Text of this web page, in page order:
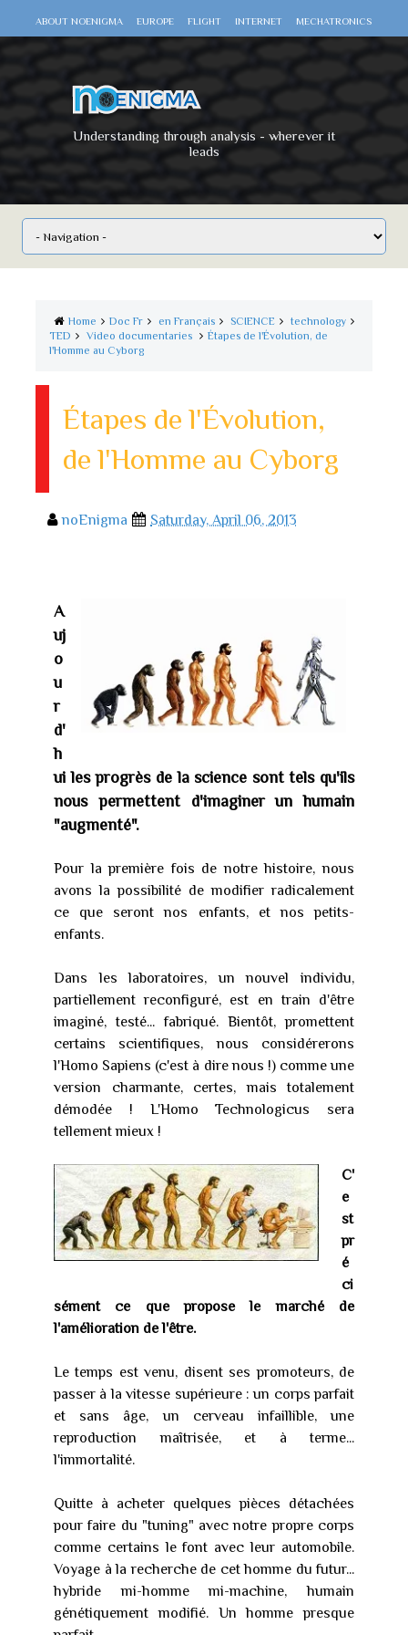
ABOUT NOENIGMA EUROPE FLIGHT INTERNET MECHATRONICS
Understanding through analysis - wherever it
leads
Home Doc Fr en Français SCIENCE
technology
TED
Video documentaries
Étapes de l'Évolution, de
l'Homme au Cyborg
Étapes de l'Évolution,
de l'Homme au Cyborg
noEnigma Saturday, April 06, 2013
A
uj
o
u
r
d'
h
ui les progrès de la science sont tels qu'ils
nous permettent d'imaginer un humain
"augmenté".
Pour la première fois de notre histoire, nous
avons la possibilité de modifier radicalement
ce que seront nos enfants, et nos petits-
enfants.
Dans les laboratoires, un nouvel individu,
partiellement reconfiguré, est en train d'être
imaginé, testé... fabriqué. Bientôt, promettent
certains scientifiques, nous considérerons
l'Homo Sapiens (c'est à dire nous !) comme une
version charmante, certes, mais totalement
démodée ! L'Homo Technologicus sera
tellement mieux !
C'
e
st
pr
é
ci
sément ce que propose le marché de
l'amélioration de l'être.
Le temps est venu, disent ses promoteurs, de
passer à la vitesse supérieure : un corps parfait
et sans âge, un cerveau infaillible, une
reproduction maîtrisée, et à terme...
l'immortalité.
Quitte à acheter quelques pièces détachées
pour faire du "tuning" avec notre propre corps
comme certains le font avec leur automobile.
Voyage à la recherche de cet homme du futur...
hybride mi-homme mi-machine, humain
génétiquement modifié. Un homme presque